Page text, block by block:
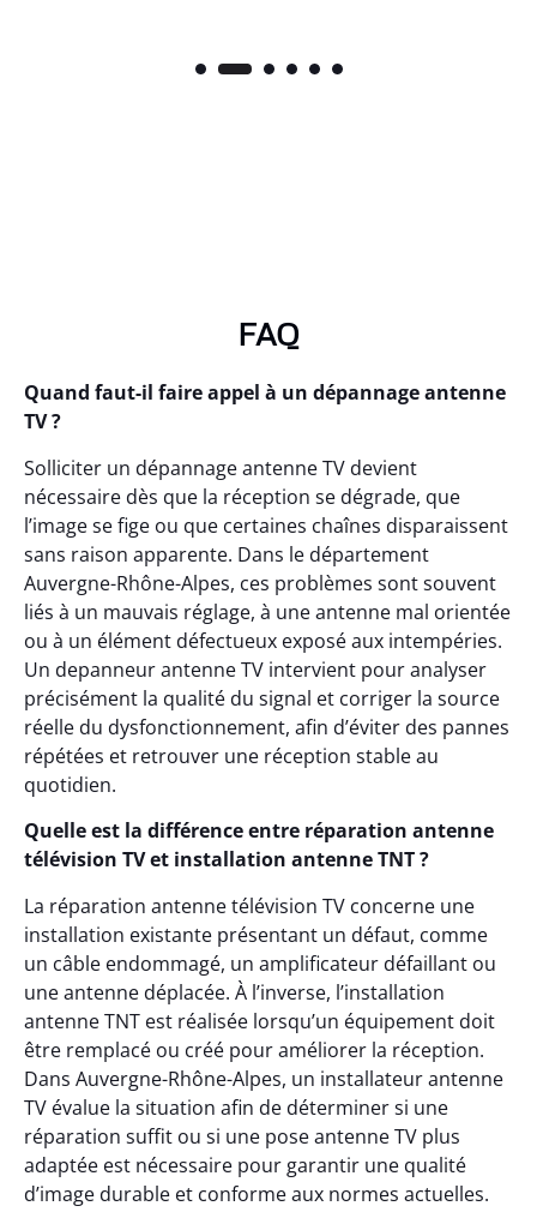
FAQ
Quand faut-il faire appel à un dépannage antenne
TV ?
Solliciter un dépannage antenne TV devient
nécessaire dès que la réception se dégrade, que
l’image se fige ou que certaines chaînes disparaissent
sans raison apparente. Dans le département
Auvergne-Rhône-Alpes, ces problèmes sont souvent
liés à un mauvais réglage, à une antenne mal orientée
ou à un élément défectueux exposé aux intempéries.
Un depanneur antenne TV intervient pour analyser
précisément la qualité du signal et corriger la source
réelle du dysfonctionnement, afin d’éviter des pannes
répétées et retrouver une réception stable au
quotidien.
Quelle est la différence entre réparation antenne
télévision TV et installation antenne TNT ?
La réparation antenne télévision TV concerne une
installation existante présentant un défaut, comme
un câble endommagé, un amplificateur défaillant ou
une antenne déplacée. À l’inverse, l’installation
antenne TNT est réalisée lorsqu’un équipement doit
être remplacé ou créé pour améliorer la réception.
Dans Auvergne-Rhône-Alpes, un installateur antenne
TV évalue la situation afin de déterminer si une
réparation suffit ou si une pose antenne TV plus
adaptée est nécessaire pour garantir une qualité
d’image durable et conforme aux normes actuelles.